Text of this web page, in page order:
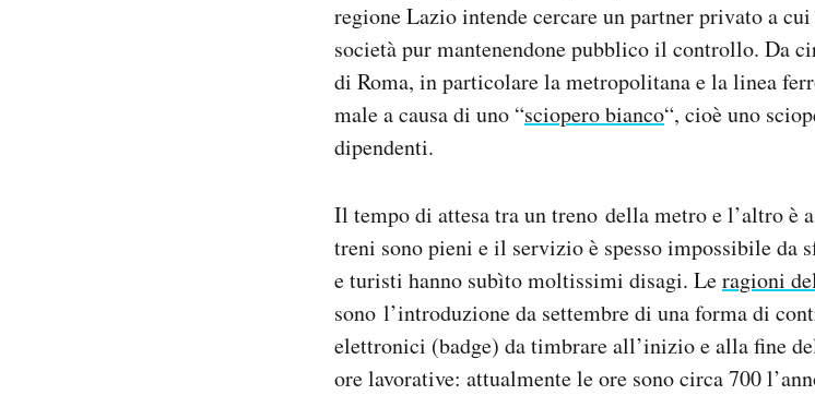
regione Lazio intende cercare un partner privato a
società pur mantenendone pubblico il controllo. Da
di Roma, in particolare la metropolitana e la linea
male a causa di uno “sciopero bianco“, cioè uno
dipendenti.
Il tempo di attesa tra un treno della metro e l’altro è
treni sono pieni e il servizio è spesso impossibile
e turisti hanno subìto moltissimi disagi. Leragioni
sono l’introduzione da settembre di una forma di
elettronici (badge) da timbrare all’inizio e alla fine
ore lavorative: attualmente le ore sono circa 700